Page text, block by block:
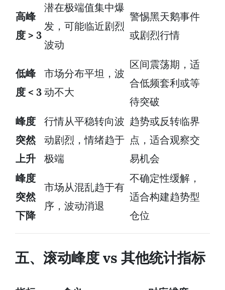
高峰
度 > 3
潜在极端值集中爆
发，可能临近剧烈
波动
警惕黑天鹅事件
或剧烈行情
低峰
度 < 3
市场分布平坦，波
动不大
区间震荡期，适
合低频套利或等
待突破
峰度
突然
上升
行情从平稳转向波
动剧烈，情绪趋于
极端
趋势或反转临界
点，适合观察交
易机会
峰度
突然
下降
市场从混乱趋于有
序，波动消退
不确定性缓解，
适合构建趋势型
仓位
五、滚动峰度 vs 其他统计指标